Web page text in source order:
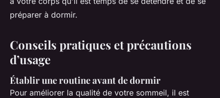
préparer à dormir.
Conseils pratiques et précautions
d’usage
Établir une routine avant de dormir
Pour améliorer la qualité de votre sommeil, il est